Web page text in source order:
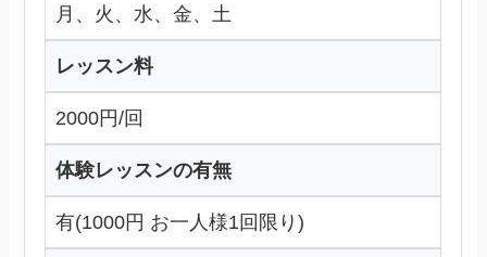
月、火、水、金、土
レッスン料
2000円/回
体験レッスンの有無
有(1000円 お一人様1回限り)